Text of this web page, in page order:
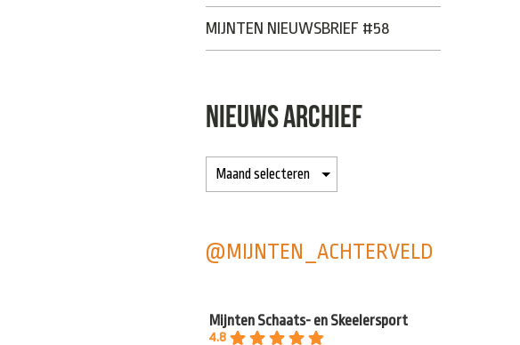
MIJNTEN NIEUWSBRIEF #58
NIEUWS ARCHIEF
@MIJNTEN_ACHTERVELD
Mijnten Schaats- en Skeelersport
4.8